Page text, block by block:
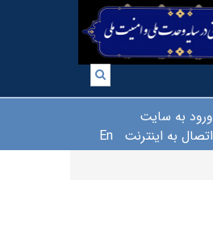
ورود به سایت
اتصال به اینترنت
En